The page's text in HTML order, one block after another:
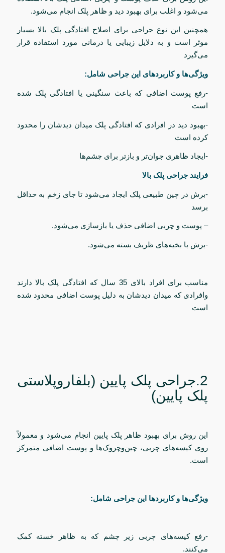
می‌شود و اغلب برای بهبود دید و ظاهر پلک انجام می‌شود.
همچنین این نوع جراحی برای اصلاح افتادگی پلک بالا بسیار
موثر است و به دلایل زیبایی یا درمانی مورد استفاده قرار
می‌گیرد
ویژگی‌ها و کاربردهای این جراحی شامل:
-رفع پوست اضافی که باعث سنگینی یا افتادگی پلک شده
است
-بهبود دید در افرادی که افتادگی پلک میدان دیدشان را محدود
کرده است
-ایجاد ظاهری جوان‌تر و بازتر برای چشم‌ها
فرایند جراحی پلک بالا
-برش در چین طبیعی پلک ایجاد می‌شود تا جای زخم به حداقل
برسد
– پوست و چربی اضافی حذف یا بازسازی می‌شود.
-برش با بخیه‌های ظریف بسته می‌شود.
مناسب برای افراد بالای 35 سال که افتادگی پلک بالا دارند
وافرادی که میدان دیدشان به دلیل پوست اضافی محدود شده
است
2.جراحی پلک پایین (بلفاروپلاستی
پلک پایین)
این روش برای بهبود ظاهر پلک پایین انجام می‌شود و معمولاً
روی کیسه‌های چربی، چین‌وچروک‌ها و پوست اضافی متمرکز
است.
ویژگی‌ها و کاربردها این جراحی شامل:
-رفع کیسه‌های چربی زیر چشم که به ظاهر خسته کمک
می‌کنند.